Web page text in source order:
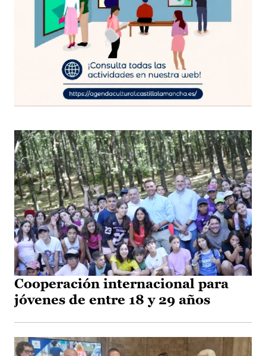
Cooperación internacional para
jóvenes de entre 18 y 29 años